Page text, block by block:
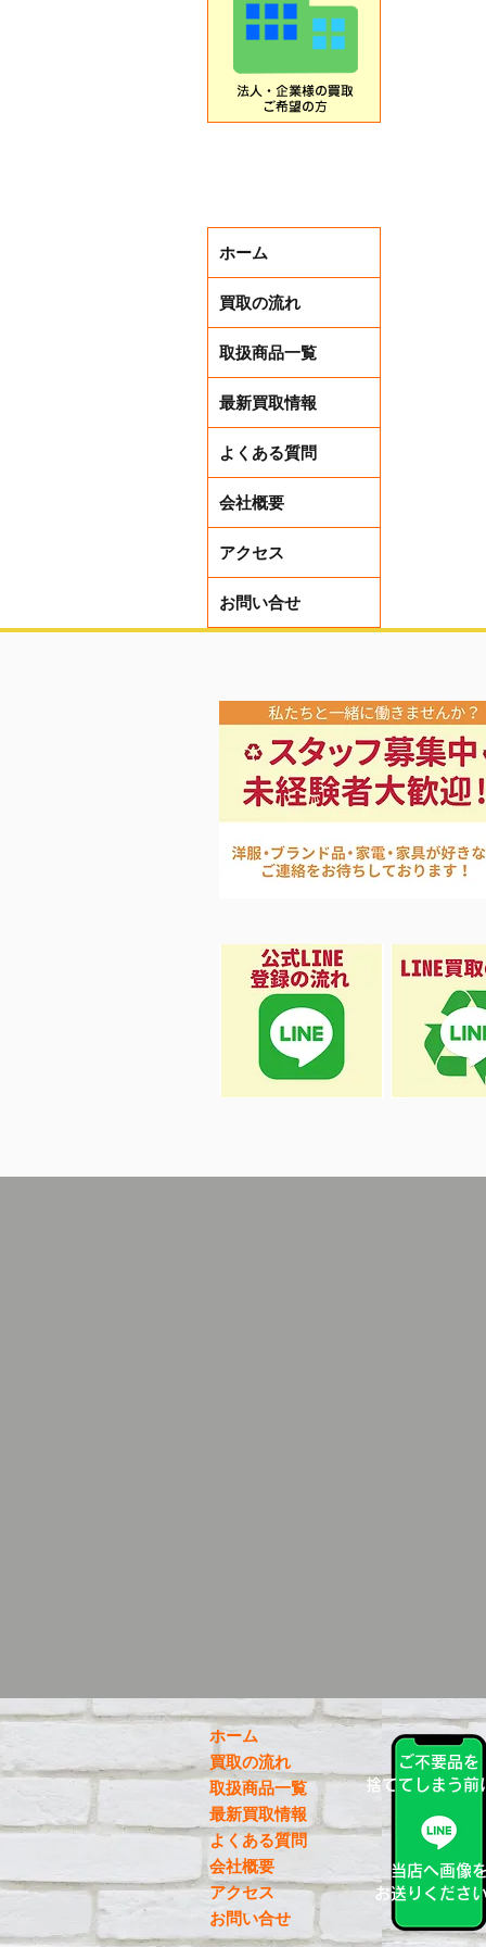
ホーム
買取の流れ
取扱商品一覧
最新買取情報
よくある質問
会社概要
アクセス
お問い合せ
ホーム
買取の流れ
取扱商品一覧
最新買取情報
よくある質問
会社概要
アクセス
お問い合せ
ご不要品を
捨ててしまう前
当店へ画像
お送りくださ